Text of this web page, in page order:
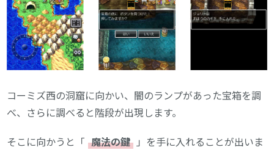
コーミズ西の洞窟に向かい、闇のランプがあった宝箱を調
べ、さらに調べると階段が出現します。
そこに向かうと「 魔法の鍵 」を手に入れることが出いま